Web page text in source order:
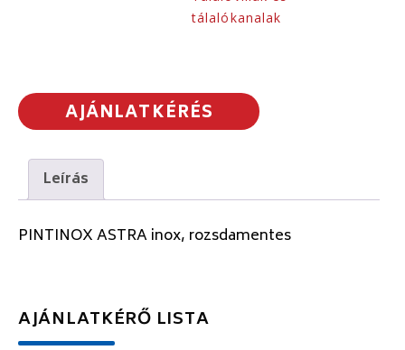
tálalókanalak
AJÁNLATKÉRÉS
Leírás
PINTINOX ASTRA inox, rozsdamentes
AJÁNLATKÉRŐ LISTA